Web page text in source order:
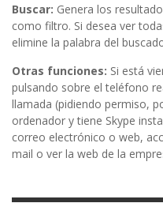
Buscar: Genera los
como filtro. Si desea ver
elimine la palabra del
Otras funciones: Si está
pulsando sobre el teléfono
llamada (pidiendo permiso,
ordenador y tiene Skype
correo electrónico o web,
mail o ver la web de la